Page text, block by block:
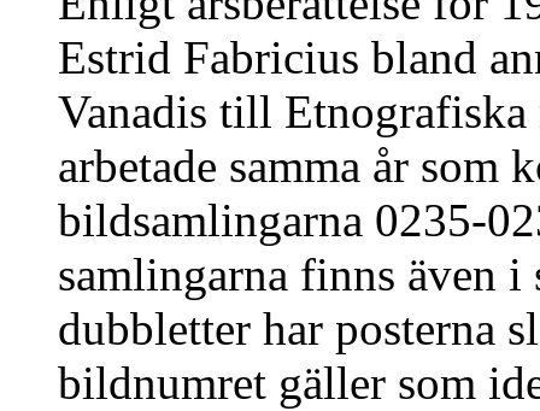
Estrid Fabricius bland
Vanadis till Etnografiska
arbetade samma år som
bildsamlingarna 0235-
samlingarna finns även
dubbletter har posterna
bildnumret gäller som